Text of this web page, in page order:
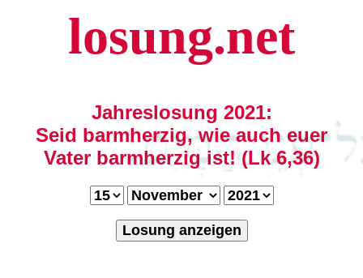
losung.net
Jahreslosung 2021:
Seid barmherzig, wie auch euer
Vater barmherzig ist! (Lk 6,36)
Losung anzeigen